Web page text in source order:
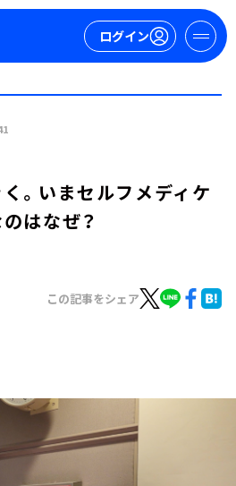
ログイン
。いまセルフメディケ
はなぜ？
この記事をシェア